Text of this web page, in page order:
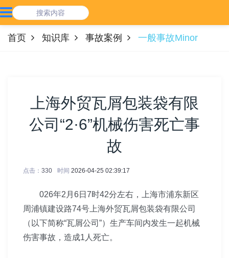
首页 知识库 事故案例 一般事故Minor
上海外贸瓦屑包装袋有限
公司“2·6”机械伤害死亡事
故
点击： 330 时间 2026-04-25 02:39:17
026年2月6日7时42分左右，上海市浦东新区
周浦镇建设路74号上海外贸瓦屑包装袋有限公司
（以下简称“瓦屑公司”）生产车间内发生一起机械
伤害事故，造成1人死亡。